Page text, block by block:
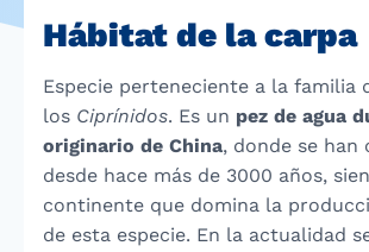
Hábitat de la carpa
Especie perteneciente a la familia
los Ciprínidos. Es un pez de agua
originario de China, donde se han
desde hace más de 3000 años,
continente que domina la
de esta especie. En la actualidad